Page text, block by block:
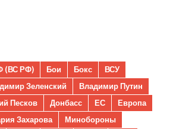
(ВС РФ) Бои Бокс
ВСУ
Зеленский
Владимир Путин
Песков Донбасс ЕС
Европа
Захарова
Минобороны